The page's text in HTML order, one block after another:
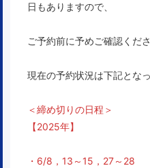
日もありますので、
ご予約前に予めご確認くだ
現在の予約状況は下記とな
＜締め切りの日程＞
【2025年】
・6/8，13～15，27～28